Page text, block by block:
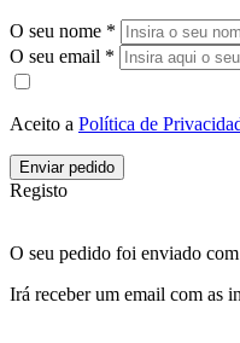
O seu nome *
O seu email *
Aceito a Política de
Enviar pedido
Registo
O seu pedido foi enviado com
Irá receber um email com as